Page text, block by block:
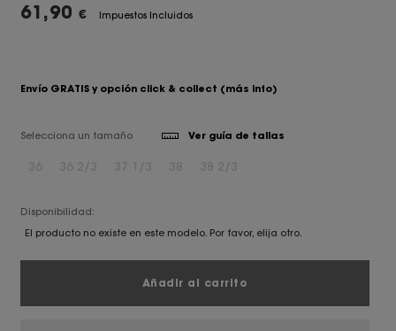
61,90 € Impuestos Incluidos
Envío GRATIS y opción click & collect (más info)
Selecciona un tamaño Ver guía de tallas
Disponibilidad:
El producto no existe en este modelo. Por favor, elija otro.
Añadir al carrito